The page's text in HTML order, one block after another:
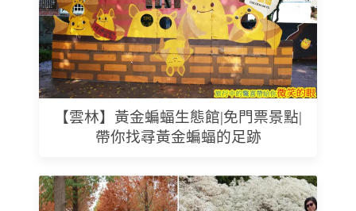
【雲林】黃金蝙蝠生態館|免門票景點|
帶你找尋黃金蝙蝠的足跡